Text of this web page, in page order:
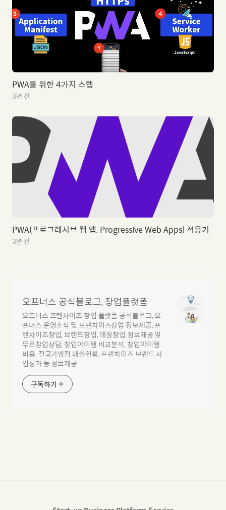
PWA를 위한 4가지 스텝
3년 전
PWA(프로그레시브 웹 앱, Progressive Web Apps) 적응기
3년 전
오프너스 공식블로그, 창업플랫폼
오프너스 프랜차이즈 창업 플랫폼 공식블로그, 오
프너스 운영소식 및 프랜차이즈창업 정보제공, 프
랜차이즈창업, 브랜드창업, 매장창업 정보제공 및
무료창업상담, 창업아이템 비교분석, 창업아이템
비용, 전국가맹점 매출현황, 프랜차이즈 브랜드 사
업성과 등 정보제공
구독하기